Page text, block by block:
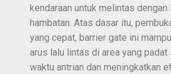
kendaraan untuk melintas dengan
hambatan. Atas dasar itu,
yang cepat, barrier gate ini
arus lalu lintas di area yang
waktu antrian dan meningkatkan